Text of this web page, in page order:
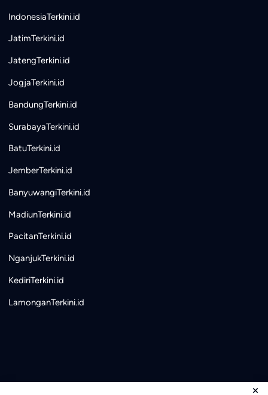
IndonesiaTerkini.id
JatimTerkini.id
JatengTerkini.id
JogjaTerkini.id
BandungTerkini.id
SurabayaTerkini.id
BatuTerkini.id
JemberTerkini.id
BanyuwangiTerkini.id
MadiunTerkini.id
PacitanTerkini.id
NganjukTerkini.id
KediriTerkini.id
LamonganTerkini.id